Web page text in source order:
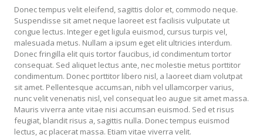
Donec tempus velit eleifend, sagittis dolor et, commodo neque.
Suspendisse sit amet neque laoreet est facilisis vulputate ut
congue lectus. Integer eget ligula euismod, cursus turpis vel,
malesuada metus. Nullam a ipsum eget elit ultricies interdum.
Donec fringilla elit quis tortor faucibus, id condimentum tortor
consequat. Sed aliquet lectus ante, nec molestie metus porttitor
condimentum. Donec porttitor libero nisl, a laoreet diam volutpat
sit amet. Pellentesque accumsan, nibh vel ullamcorper varius,
nunc velit venenatis nisl, vel consequat leo augue sit amet massa.
Mauris viverra ante vitae nisi accumsan euismod. Sed et risus
feugiat, blandit risus a, sagittis nulla. Donec tempus euismod
lectus, ac placerat massa. Etiam vitae viverra velit.